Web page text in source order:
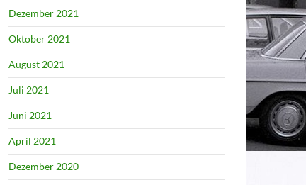
Dezember 2021
Oktober 2021
August 2021
Juli 2021
Juni 2021
April 2021
Dezember 2020